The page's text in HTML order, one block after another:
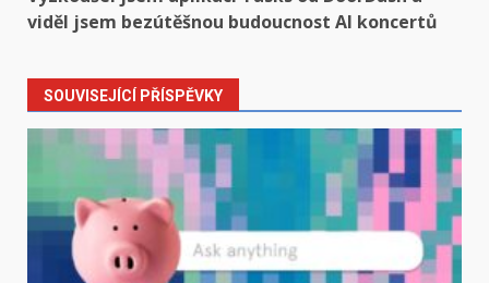
viděl jsem bezútěšnou budoucnost AI koncertů
SOUVISEJÍCÍ PŘÍSPĚVKY